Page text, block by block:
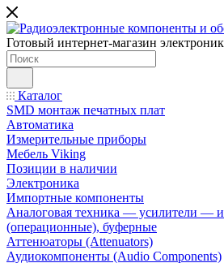
Готовый интернет-магазин
Каталог
SMD монтаж печатных плат
Автоматика
Измерительные приборы
Мебель Viking
Позиции в наличии
Электроника
Импортные компоненты
Аналоговая техника — усилители —
(операционные), буферные
Аттенюаторы (Attenuators)
Аудиокомпоненты (Audio Components)